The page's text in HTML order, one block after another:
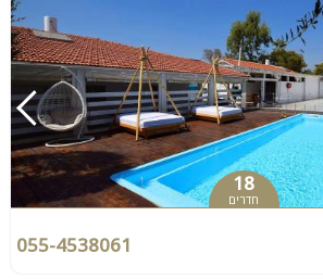
18
חדרים
055-4538061